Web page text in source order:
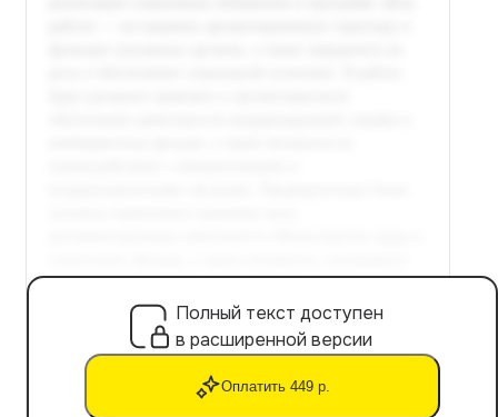
Полный текст доступен
в расширенной версии
Оплатить 449 р.